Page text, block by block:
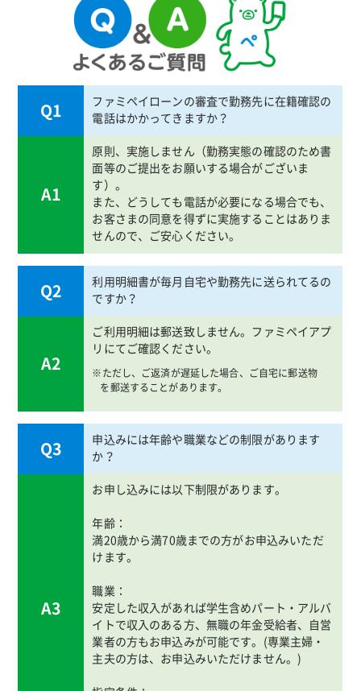
Q1
ファミペイローンの審査で勤務先に在籍確認の
電話はかかってきますか？
A1
原則、実施しません（勤務実態の確認のため書
面等のご提出をお願いする場合がございま
す）。
また、どうしても電話が必要になる場合でも、
お客さまの同意を得ずに実施することはありま
せんので、ご安心ください。
Q2
利用明細書が毎月自宅や勤務先に送られてるの
ですか？
A2
ご利用明細は郵送致しません。ファミペイアプ
リにてご確認ください。
※ただし、ご返済が遅延した場合、ご自宅に郵送物
を郵送することがあります。
Q3
申込みには年齢や職業などの制限があります
か？
A3
お申し込みには以下制限があります。
年齢：
満20歳から満70歳までの方がお申込みいただ
けます。
職業：
安定した収入があれば学生含めパート・アルバ
イトで収入のある方、無職の年金受給者、自営
業者の方もお申込みが可能です。(専業主婦・
主夫の方は、お申込みいただけません。)